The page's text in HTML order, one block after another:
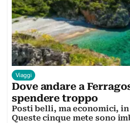
Viaggi
Dove andare a
spendere troppo
Posti belli, ma economici,
Queste cinque mete sono